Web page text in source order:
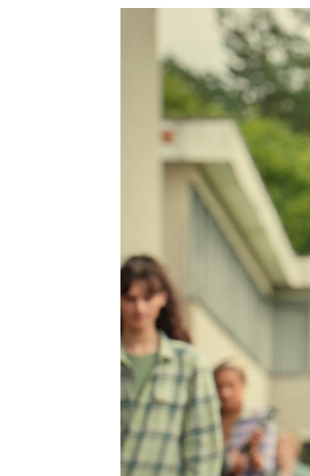
Los hijos de Alistair
Aimee Lou Wood
Álvaro Onieva
Publicado:22 de
La última